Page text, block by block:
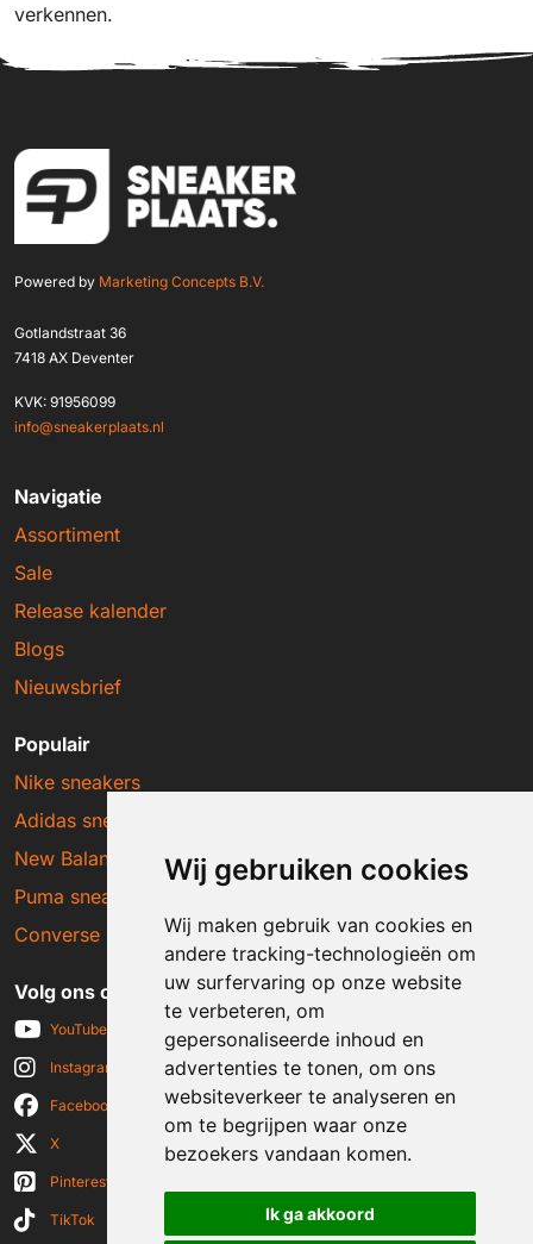
Wij gebruiken cookies
Wij maken gebruik van cookies en
andere tracking-technologieën om
uw surfervaring op onze website
te verbeteren, om
gepersonaliseerde inhoud en
advertenties te tonen, om ons
websiteverkeer te analyseren en
om te begrijpen waar onze
bezoekers vandaan komen.
Ik ga akkoord
verkennen.
Powered by Marketing Concepts B.V.
Gotlandstraat 36
7418 AX Deventer
KVK: 91956099
info@sneakerplaats.nl
Navigatie
Assortiment
Sale
Release kalender
Blogs
Nieuwsbrief
Populair
Nike sneakers
Adidas sneakers
New Balance sneakers
Puma sneakers
Converse sneakers
Volg ons op social media
YouTube
Instagram
Facebook
X
Pinterest
TikTok